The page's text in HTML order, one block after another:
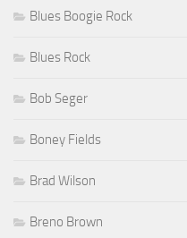
Blues Boogie Rock
Blues Rock
Bob Seger
Boney Fields
Brad Wilson
Breno Brown